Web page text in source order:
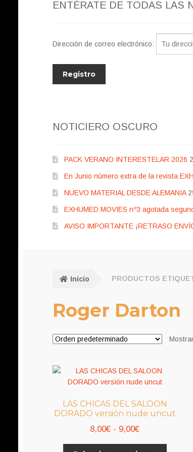
ENTÉRATE DE TODAS LAS
Dirección de correo electrónico:
NOTICIERO OSCURO
PACK VERANO INTERESTELAR 2026
En Junio número extra de la revista
NUEVO MATERIAL DESDE ALEMANIA
EXHUMED MOVIES nº3 agotada
AVISO IMPORTANTE ¡RETRASO
Inicio PRODUCTOS
Roger Darton
LAS CHICAS DEL SALOON
DORADO versión nude uncut
8,00€ - 9,00€Rango
de